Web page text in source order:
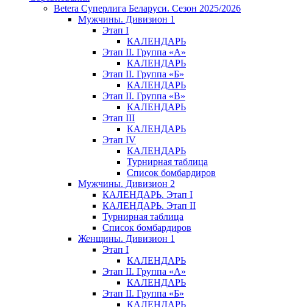
Betera Суперлига Беларуси. Сезон 2025/2026
Мужчины. Дивизион 1
Этап I
КАЛЕНДАРЬ
Этап II. Группа «А»
КАЛЕНДАРЬ
Этап II. Группа «Б»
КАЛЕНДАРЬ
Этап II. Группа «В»
КАЛЕНДАРЬ
Этап III
КАЛЕНДАРЬ
Этап IV
КАЛЕНДАРЬ
Турнирная таблица
Список бомбардиров
Мужчины. Дивизион 2
КАЛЕНДАРЬ. Этап I
КАЛЕНДАРЬ. Этап II
Турнирная таблица
Список бомбардиров
Женщины. Дивизион 1
Этап I
КАЛЕНДАРЬ
Этап II. Группа «А»
КАЛЕНДАРЬ
Этап II. Группа «Б»
КАЛЕНДАРЬ